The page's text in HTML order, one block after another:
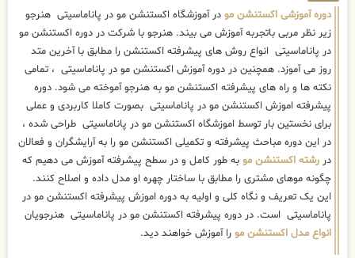
دوره آموزشی اکستنشن مو در آموزشگاه اکستنشن مو در پاناماسیتی هنرجو
زیر نظر مربی باتجربه آموزش می بیند. هنرجو با شرکت در دوره اکستنشن مو
در پاناماسیتی انواع روش های پیشرفته اکستنشن را مطابق با آخرین متد
روز می آموزد. همچنین در دوره آموزش اکستنشن مو در پاناماسیتی ، تمامی
نکته ها و راه های پیشرفته اکستنشن مو به هنرجو آموخته می شود. دوره
پیشرفته اموزش اکستنشن مو در پاناماسیتی بصورت کاملا کاربردی و عملی
برای نخستین بار توسط اموزشگاه اکستنشن مو در پاناماسیتی طراحی شده ،
در این دوره مباحث پیشرفته و تکمیلی اکستنشن مو را به آرایشگران و فعالان
در رشته اکستنشن مو به طور کامل و در سطح پیشرفته آموزش می دهیم که
چگونه موهای مشتری را مطابق با ساختار چهره او مدل داده و اصلاح کنند.
این یک تعریف و نگاه کلی و اولیه به دوره اموزش پیشرفته اکستنشن مو در
پاناماسیتی است. در دوره پیشرفته اکستنشن مو در پاناماسیتی هنرجویان
انواع مدل اکستنشن مو را آموزش خواهند دید.